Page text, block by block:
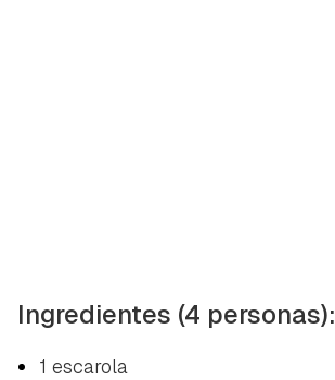
Ingredientes (4 personas):
1 escarola